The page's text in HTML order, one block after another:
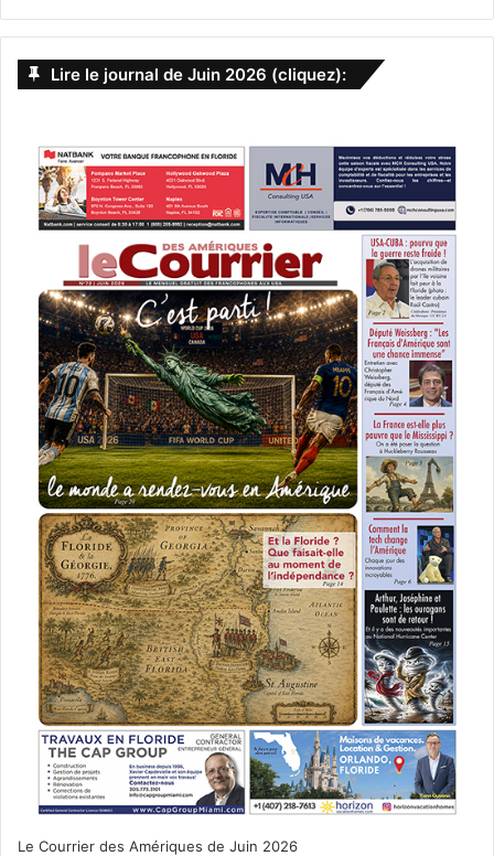
Lire le journal de Juin 2026 (cliquez):
Le Courrier des Amériques de Juin 2026